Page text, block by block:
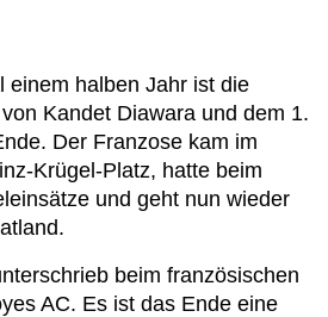
einem halben Jahr ist die
Kandet Diawara und dem 1.
Der Franzose kam im
Krügel-Platz, hatte beim
und geht nun wieder
beim französischen
AC. Es ist das Ende eine